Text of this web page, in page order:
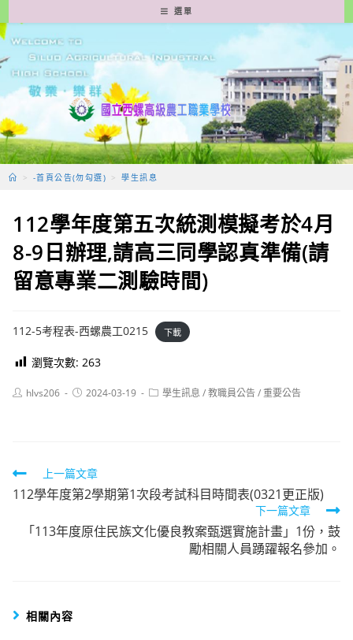
轉
至
要
容
選單
> -首頁公告(勿勾選) > 學生訊息
112學年度第五次統測模擬考於4月
8-9日辦理,請高三同學認真準備(請
留意專業二測驗時間)
112-5考程表-西螺農工0215 下載
瀏覽次數: 263
Posthlvs206
Post2024-03-19
Post學生訊息 /教職員公告/重要公告
Read
more
articles
上一篇文章
112學年度第2學期第1次段考試科目時間表(0321更正版)
下一篇文章
「113年度原住民族文化優良教案甄選實施計畫」1份，鼓
勵相關人員踴躍報名參加。
相關內容